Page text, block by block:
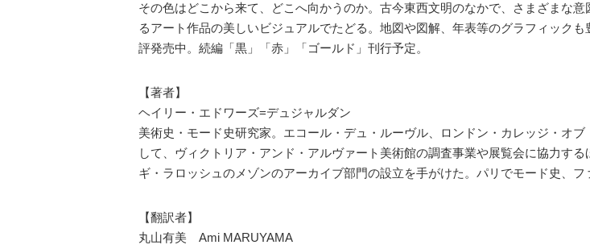
その色はどこから来て、どこへ向かうのか。古今東西文明のなかで、さまざまな
るアート作品の美しいビジュアルでたどる。地図や図解、年表等のグラフィック
評発売中。続編「黒」「赤」「ゴールド」刊行予定。
【著者】
ヘイリー・エドワーズ=デュジャルダン
美術史・モード史研究家。エコール・デュ・ルーヴル、ロンドン・カレッジ・オ
して、ヴィクトリア・アンド・アルヴァート美術館の調査事業や展覧会に協力す
ギ・ラロッシュのメゾンのアーカイブ部門の設立を手がけた。パリでモード史、フ
【翻訳者】
丸山有美 Ami MARUYAMA